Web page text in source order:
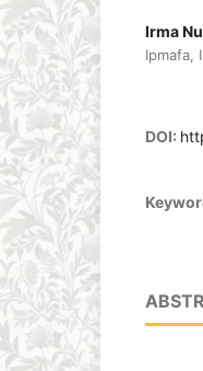
Irma
Ipmafa,
DOI: